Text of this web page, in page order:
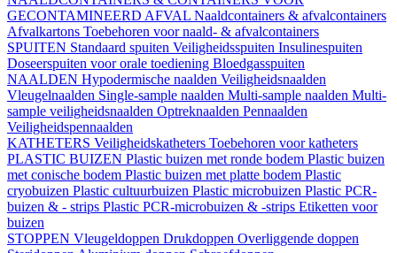
GECONTAMINEERD AFVAL Naaldcontainers & afvalcontainers
Afvalkartons Toebehoren voor naald- & afvalcontainers
SPUITEN Standaard spuiten Veiligheidsspuiten Insulinespuiten
Doseerspuiten voor orale toediening Bloedgasspuiten
NAALDEN Hypodermische naalden Veiligheidsnaalden
Vleugelnaalden Single-sample naalden Multi-sample naalden Multi-
sample veiligheidsnaalden Optreknaalden Pennaalden
Veiligheidspennaalden
KATHETERS Veiligheidskatheters Toebehoren voor katheters
PLASTIC BUIZEN Plastic buizen met ronde bodem Plastic buizen
met conische bodem Plastic buizen met platte bodem Plastic
cryobuizen Plastic cultuurbuizen Plastic microbuizen Plastic PCR-
buizen & - strips Plastic PCR-microbuizen & -strips Etiketten voor
buizen
STOPPEN Vleugeldoppen Drukdoppen Overliggende doppen